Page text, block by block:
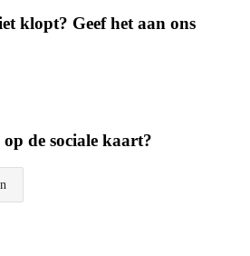
klopt? Geef het aan ons
de sociale kaart?